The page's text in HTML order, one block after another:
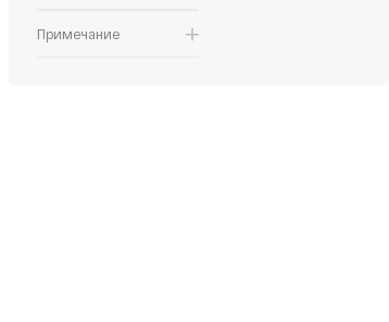
Примечание